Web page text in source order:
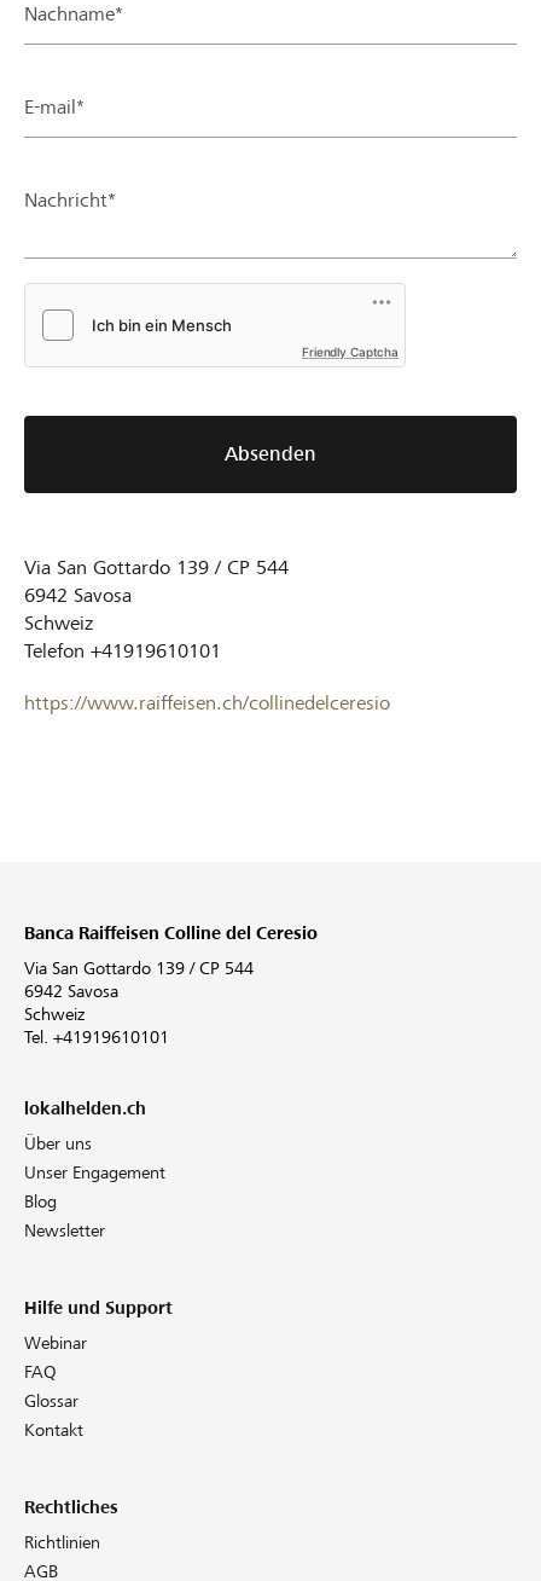
Nachname*
E-mail*
Nachricht*
Friendly Captcha
Absenden
Via San Gottardo 139 / CP 544
6942 Savosa
Schweiz
Telefon +41919610101
https://www.raiffeisen.ch/collinedelceresio
Banca Raiffeisen Colline del Ceresio
Via San Gottardo 139 / CP 544
6942 Savosa
Schweiz
Tel. +41919610101
lokalhelden.ch
Über uns
Unser Engagement
Blog
Newsletter
Hilfe und Support
Webinar
FAQ
Glossar
Kontakt
Rechtliches
Richtlinien
AGB